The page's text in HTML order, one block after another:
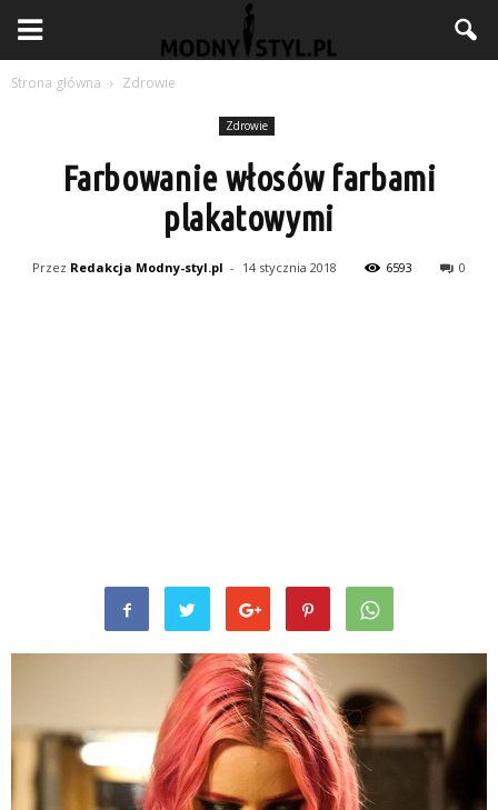
Strona główna Zdrowie
Zdrowie
Farbowanie włosów farbami
plakatowymi
Przez Redakcja Modny-styl.pl - 14 stycznia 2018 6593 0